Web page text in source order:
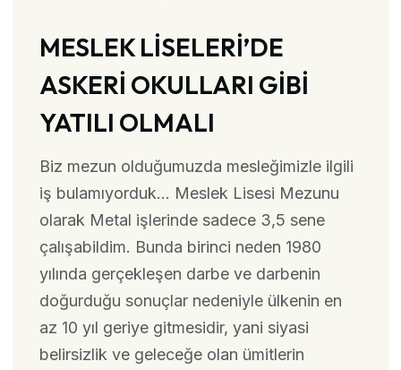
MESLEK LİSELERİ’DE
ASKERİ OKULLARI GİBİ
YATILI OLMALI
Biz mezun olduğumuzda mesleğimizle ilgili
iş bulamıyorduk… Meslek Lisesi Mezunu
olarak Metal işlerinde sadece 3,5 sene
çalışabildim. Bunda birinci neden 1980
yılında gerçekleşen darbe ve darbenin
doğurduğu sonuçlar nedeniyle ülkenin en
az 10 yıl geriye gitmesidir, yani siyasi
belirsizlik ve geleceğe olan ümitlerin